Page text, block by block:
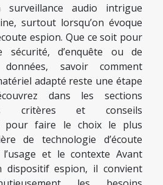
surveillance audio intrigue
surtout lorsqu’on évoque
espion. Que ce soit pour
sécurité, d’enquête ou de
savoir comment
adapté reste une étape
dans les sections
critères et conseils
pour faire le choix le plus
de technologie d’écoute
et le contexte Avant
dispositif espion, il convient